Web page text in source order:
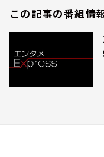
この記事の番組情